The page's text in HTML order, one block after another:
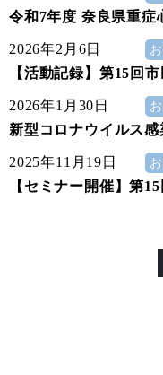
令和7年度 奈良県重症
2026年2月6日
【活動記録】第15回
2026年1月30日
新型コロナウイルス
2025年11月19日
【セミナー開催】第
Posts